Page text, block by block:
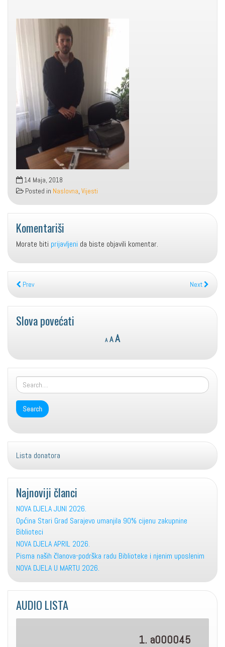
14 Maja, 2018
Posted in Naslovna, Vijesti
Komentariši
Morate biti prijavljeni da biste objavili komentar.
Prev Next
Slova povećati
A
Decrease
font
A Reset
size.
AIncrease
size.
Lista donatora
Najnoviji članci
NOVA DJELA JUNI 2026.
Općina Stari Grad Sarajevo umanjila 90% cijenu zakupnine
Biblioteci
NOVA DJELA APRIL 2026.
Pisma naših članova-podrška radu Biblioteke i njenim uposlenim
NOVA DJELA U MARTU 2026.
AUDIO LISTA
1. a000045